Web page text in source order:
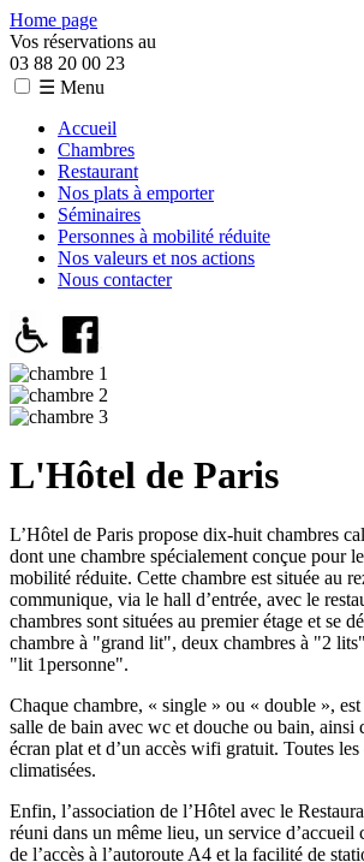
Home page
Vos réservations au
03 88 20 00 23
☰ Menu
Accueil
Chambres
Restaurant
Nos plats à emporter
Séminaires
Personnes à mobilité réduite
Nos valeurs et nos actions
Nous contacter
L'Hôtel de Paris
L’Hôtel de Paris propose dix-huit chambres
dont une chambre spécialement conçue pour
mobilité réduite. Cette chambre est située au
communique, via le hall d’entrée, avec le
chambres sont situées au premier étage et se
chambre à "grand lit", deux chambres à "2
"lit 1personne".
Chaque chambre, « single » ou « double »,
salle de bain avec wc et douche ou bain, ainsi
écran plat et d’un accès wifi gratuit. Toutes les
climatisées.
Enfin, l’association de l’Hôtel avec le
réuni dans un même lieu, un service
de l’accès à l’autoroute A4 et la facilité de